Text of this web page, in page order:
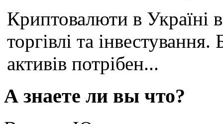
Криптовалюти в Україні
торгівлі та
активів потрібен...
А знаете ли вы что?